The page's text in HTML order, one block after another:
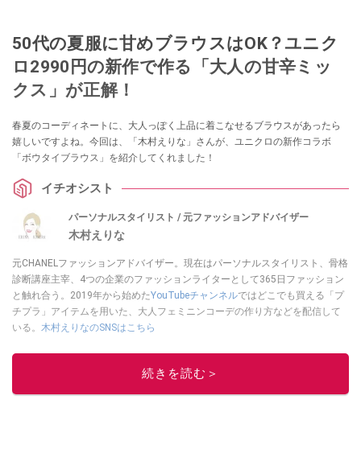
50代の夏服に甘めブラウスはOK？ユニク
ロ2990円の新作で作る「大人の甘辛ミッ
クス」が正解！
春夏のコーディネートに、大人っぽく上品に着こなせるブラウスがあったら
嬉しいですよね。今回は、「木村えりな」さんが、ユニクロの新作コラボ
「ボウタイブラウス」を紹介してくれました！
イチオシスト
パーソナルスタイリスト / 元ファッションアドバイザー
木村えりな
元CHANELファッションアドバイザー。現在はパーソナルスタイリスト、骨格
診断講座主宰、4つの企業のファッションライターとして365日ファッション
と触れ合う。2019年から始めたYouTubeチャンネルではどこでも買える「プ
チプラ」アイテムを用いた、大人フェミニンコーデの作り方などを配信して
いる。 木村えりなのSNSはこちら
このイチオシストの他の記事を読む
続きを読む＞